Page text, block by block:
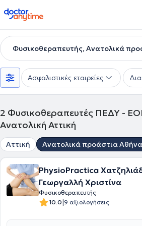
doctoranytime
Φυσικοθεραπευτής, Ανατολικά
Ασφαλιστικές εταιρείες
2 Φυσικοθεραπευτές ΠΕΔΥ -
Ανατολική Αττική
Αττική Ανατολικά προάστια
PhysioPractica
Γεωργαλλή Χριστίνα
Φυσικοθεραπευτής
10.0|9 αξιολογήσεις